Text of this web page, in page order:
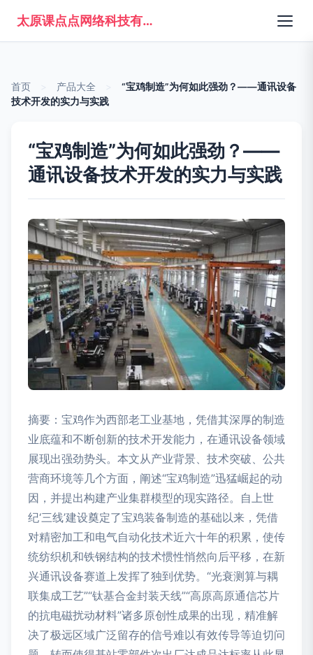
太原课点点网络科技有限公司
首页 产品大全
“宝鸡制造”为何如此强劲？——通讯设备
技术开发的实力与实践
“宝鸡制造”为何如此强劲？——
通讯设备技术开发的实力与实践
摘要：宝鸡作为西部老工业基地，凭借其深厚的制造
业底蕴和不断创新的技术开发能力，在通讯设备领域
展现出强劲势头。本文从产业背景、技术突破、公共
营商环境等几个方面，阐述“宝鸡制造”迅猛崛起的动
因，并提出构建产业集群模型的现实路径。自上世
纪‘三线’建设奠定了宝鸡装备制造的基础以来，凭借
对精密加工和电气自动化技术近六十年的积累，使传
统纺织机和铁钢结构的技术惯性悄然向后平移，在新
兴通讯设备赛道上发挥了独到优势。“光衰测算与耦
联集成工艺”“钛基合金封装天线”“高原高原通信芯片
的抗电磁扰动材料”诸多原创性成果的出现，精准解
决了极远区域广泛留存的信号难以有效传导等迫切问